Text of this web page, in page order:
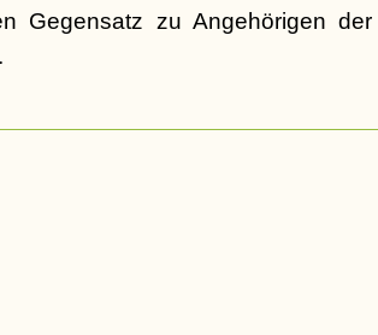
Gegensatz zu Angehörigen